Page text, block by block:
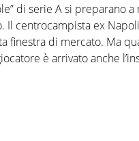
di serie A si preparano
Il centrocampista ex
finestra di mercato. Ma
è arrivato anche